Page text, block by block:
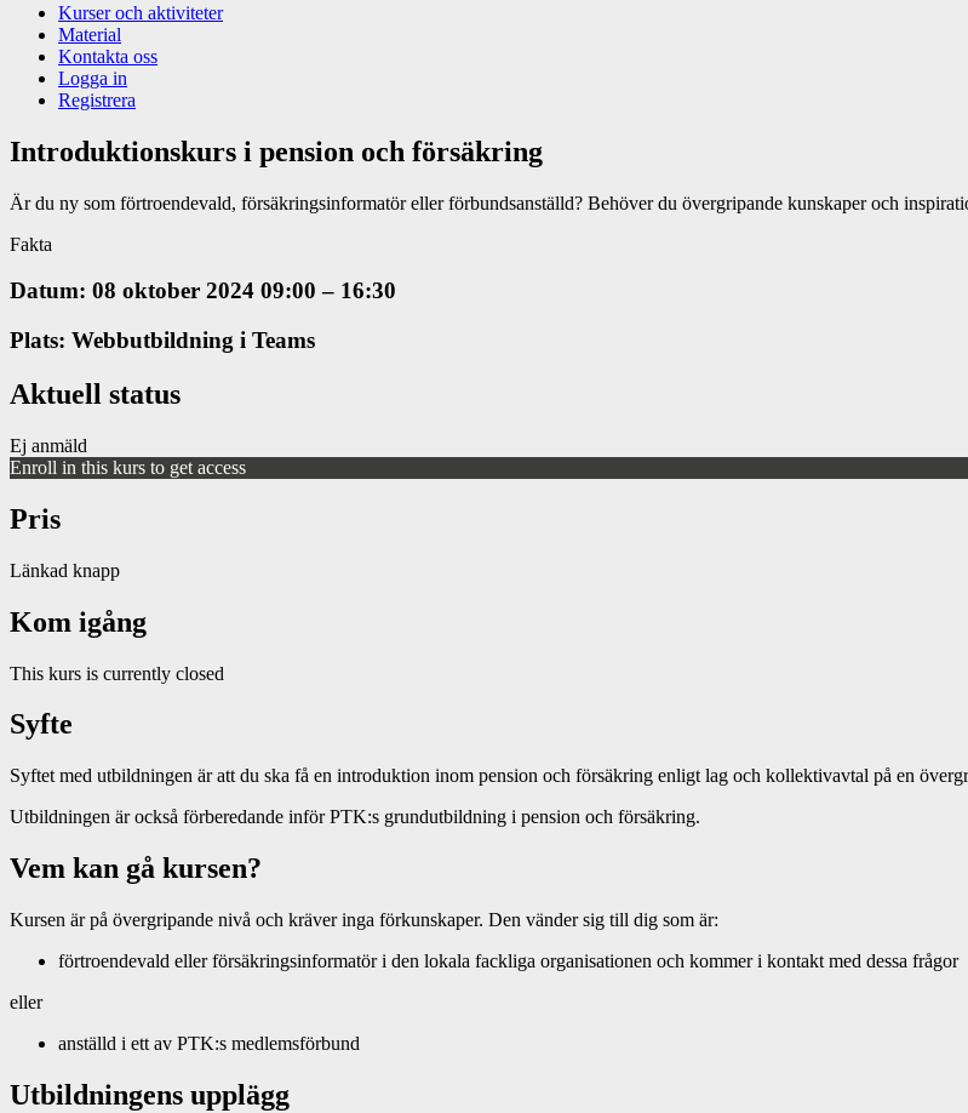
Kurser och aktiviteter
Material
Kontakta oss
Logga in
Registrera
Introduktionskurs i pension och försäkring
Är du ny som förtroendevald, försäkringsinformatör eller förbundsanställd? Behöver du övergripande kunskaper och
Fakta
Datum: 08 oktober 2024 09:00 – 16:30
Plats: Webbutbildning i Teams
Aktuell status
Ej anmäld
Enroll in this kurs to get access
Pris
Länkad knapp
Kom igång
This kurs is currently closed
Syfte
Syftet med utbildningen är att du ska få en introduktion inom pension och försäkring enligt lag och kollektivavtal på en
Utbildningen är också förberedande inför PTK:s grundutbildning i pension och försäkring.
Vem kan gå kursen?
Kursen är på övergripande nivå och kräver inga förkunskaper. Den vänder sig till dig som är:
förtroendevald eller försäkringsinformatör i den lokala fackliga organisationen och kommer i kontakt med dessa frågor
eller
anställd i ett av PTK:s medlemsförbund
Utbildningens upplägg